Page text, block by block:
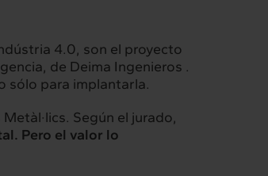
4.0, son el proyecto
de Deima Ingenieros .
sólo para implantarla.
Según el jurado,
Pero el valor lo